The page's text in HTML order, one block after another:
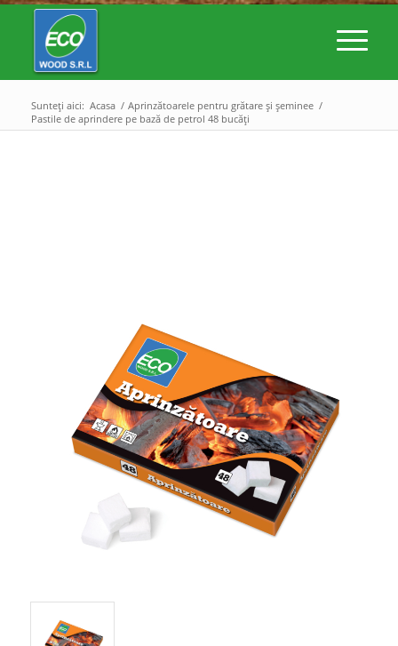
Sunteți aici: Acasa / Aprinzătoarele pentru grătare și șeminee /
Pastile de aprindere pe bază de petrol 48 bucăți